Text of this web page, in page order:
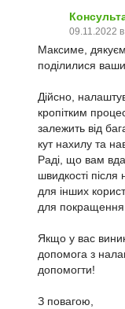
09.11.2022
Максиме,
поділилися
Дійсно,
кропітким
залежить від
кут нахилу та
Раді, що вам
швидкості
для інших
для покращення
Якщо у вас
допомога з
допомогти!
З повагою,